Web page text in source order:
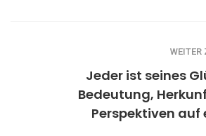
WEITER
Jeder ist seines
Bedeutung,
Perspektiven auf